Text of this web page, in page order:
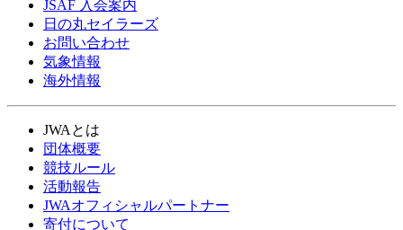
JSAF 入会案内
日の丸セイラーズ
お問い合わせ
気象情報
海外情報
JWAとは
団体概要
競技ルール
活動報告
JWAオフィシャルパートナー
寄付について